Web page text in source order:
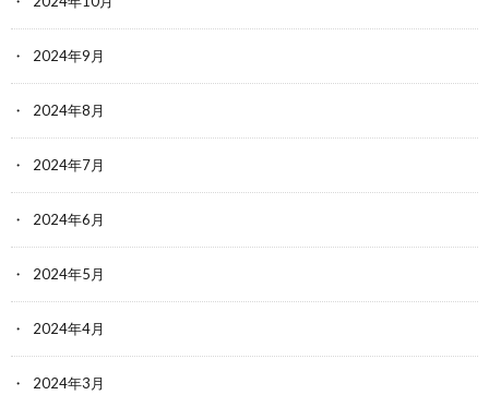
2024年9月
2024年8月
2024年7月
2024年6月
2024年5月
2024年4月
2024年3月